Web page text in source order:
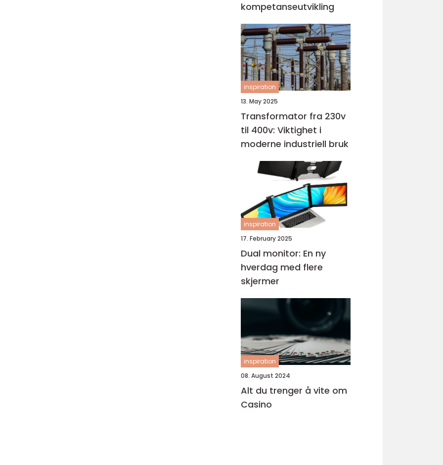
kompetanseutvikling
inspiration
13. May 2025
Transformator fra 230v
til 400v: Viktighet i
moderne industriell bruk
inspiration
17. February 2025
Dual monitor: En ny
hverdag med flere
skjermer
inspiration
08. August 2024
Alt du trenger å vite om
Casino